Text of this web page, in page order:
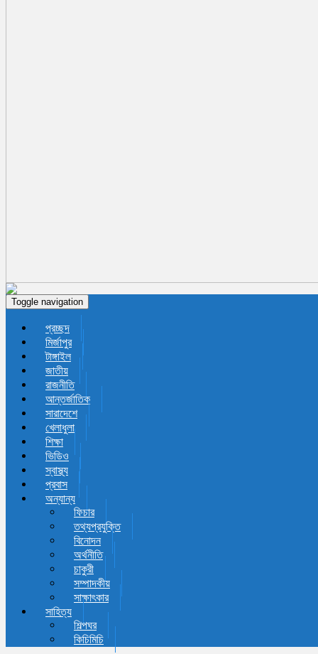
Toggle navigation
প্রচ্ছদ
মির্জাপুর
টাঙ্গাইল
জাতীয়
রাজনীতি
আন্তর্জাতিক
সারাদেশে
খেলাধুলা
শিক্ষা
ভিডিও
স্বাস্থ্য
প্রবাস
অন্যান্য
ফিচার
তথ্যপ্রযুক্তি
বিনোদন
অর্থনীতি
চাকুরী
সম্পাদকীয়
সাক্ষাৎকার
সাহিত্য
শিল্পঘর
কিচিমিচি